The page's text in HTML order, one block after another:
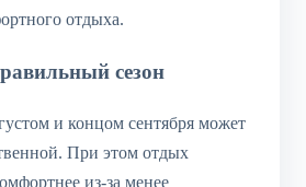
отдыха.
сезон
и концом сентября может
При этом отдых
из-за менее